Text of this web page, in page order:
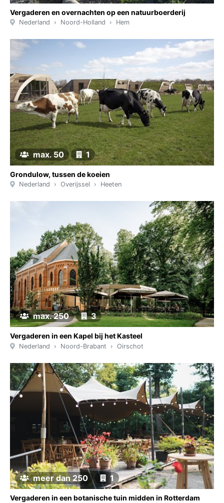
Vergaderen en overnachten op een natuurboerderij
Nederland Noord-Holland Hem
max. 50 1
Grondulow, tussen de koeien
Nederland Overijssel Heeten
max. 250 3
Vergaderen in een Kapel bij het Kasteel
Nederland Noord-Brabant Oirschot
meer dan 250 1
Vergaderen in een botanische tuin midden in Rotterdam